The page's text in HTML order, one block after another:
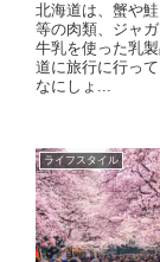
北海道は、蟹や
等の肉類、ジャ
牛乳を使った乳
道に旅行に行っ
なにしょ...
ライフスタイル